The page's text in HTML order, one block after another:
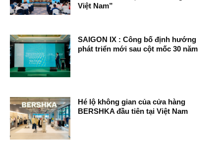
Việt Nam”
SAIGON IX : Công bố định hướng
phát triển mới sau cột mốc 30 năm
Hé lộ không gian của cửa hàng
BERSHKA đầu tiên tại Việt Nam